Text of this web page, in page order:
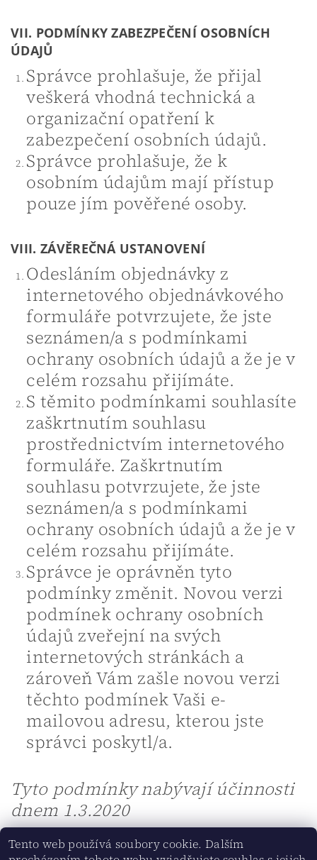
VII. PODMÍNKY ZABEZPEČENÍ OSOBNÍCH
ÚDAJŮ
Správce prohlašuje, že přijal
veškerá vhodná technická a
organizační opatření k
zabezpečení osobních údajů.
Správce prohlašuje, že k
osobním údajům mají přístup
pouze jím pověřené osoby.
VIII. ZÁVĚREČNÁ USTANOVENÍ
Odesláním objednávky z
internetového objednávkového
formuláře potvrzujete, že jste
seznámen/a s podmínkami
ochrany osobních údajů a že je v
celém rozsahu přijímáte.
S těmito podmínkami souhlasíte
zaškrtnutím souhlasu
prostřednictvím internetového
formuláře. Zaškrtnutím
souhlasu potvrzujete, že jste
seznámen/a s podmínkami
ochrany osobních údajů a že je v
celém rozsahu přijímáte.
Správce je oprávněn tyto
podmínky změnit. Novou verzi
podmínek ochrany osobních
údajů zveřejní na svých
internetových stránkách a
zároveň Vám zašle novou verzi
těchto podmínek Vaši e-
mailovou adresu, kterou jste
správci poskytl/a.
Tyto podmínky nabývají účinnosti
dnem 1.3.2020
PŘEDCHOZÍ ČLÁNEK DALŠÍ ČLÁNEK
Tento web používá soubory cookie. Dalším